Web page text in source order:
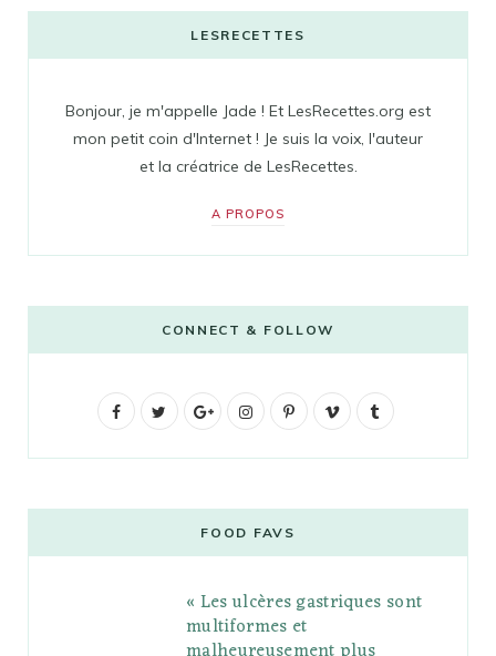
LESRECETTES
Bonjour, je m'appelle Jade ! Et LesRecettes.org est
mon petit coin d'Internet ! Je suis la voix, l'auteur
et la créatrice de LesRecettes.
A PROPOS
CONNECT & FOLLOW
F
b
t
G
g
l
e
P
I
t
a
g
r
P
e
r
e
V
o
l
r
FOOD FAVS
« Les ulcères gastriques sont
multiformes et